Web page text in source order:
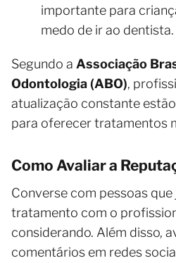
importante para
medo de ir ao dentista.
Segundo a Associação
Odontologia (ABO),
atualização constante
para oferecer tratamentos
Como Avaliar a
Converse com pessoas que
tratamento com o
considerando. Além disso,
comentários em redes